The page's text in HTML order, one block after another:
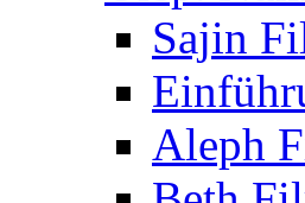
Sajin
Aleph